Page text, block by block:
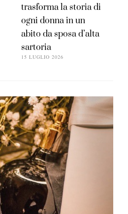
trasforma la storia di
ogni donna in un
abito da sposa d’alta
sartoria
15 LUGLIO 2026